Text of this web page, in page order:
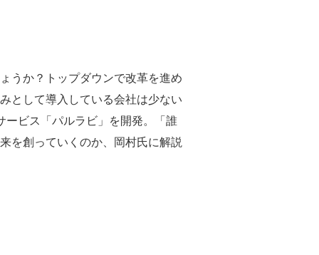
うか？トップダウンで改革を進め
として導入している会社は少ない
ービス「パルラビ」を開発。「誰
を創っていくのか、岡村氏に解説